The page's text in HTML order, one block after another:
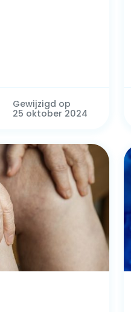
Gewijzigd op
25 oktober 2024